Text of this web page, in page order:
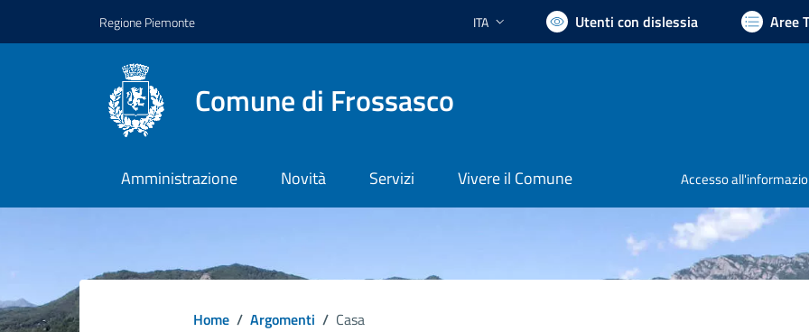
Regione Piemonte Lingua attiva:
ITA Utenti con dislessia Aree
Comune di Frossasco
Amministrazione Novità Servizi Vivere il Comune Accesso
Home / Argomenti / Casa